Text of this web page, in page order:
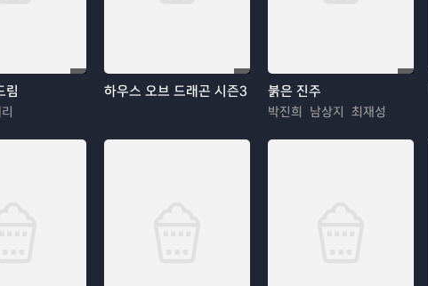
림 하우스 오브 드래곤 시즌3 붉은 진주
박진희 남상지 최재성